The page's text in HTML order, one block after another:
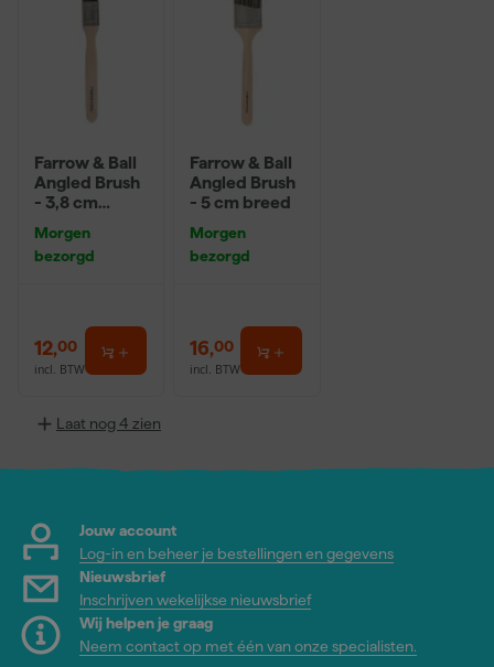
Farrow & Ball
Angled Brush
- 3,8 cm
Morgen
bezorgd
12,00
incl. BTW
Farrow & Ball
Angled Brush
- 5 cm breed
Morgen
bezorgd
16,00
incl. BTW
Laat nog 4 zien
Jouw account
Log-in en beheer je bestellingen en gegevens
Nieuwsbrief
Inschrijven wekelijkse nieuwsbrief
Wij helpen je graag
Neem contact op met één van onze specialisten.